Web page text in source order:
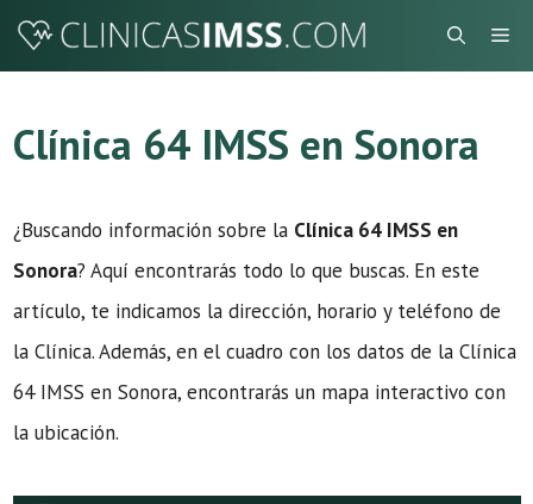
Saltar
Clínica 64 IMSS en Sonora
¿Buscando información sobre la Clínica 64 IMSS en
Sonora? Aquí encontrarás todo lo que buscas. En este
artículo, te indicamos la dirección, horario y teléfono de
la Clínica. Además, en el cuadro con los datos de la Clínica
64 IMSS en Sonora, encontrarás un mapa interactivo con
la ubicación.